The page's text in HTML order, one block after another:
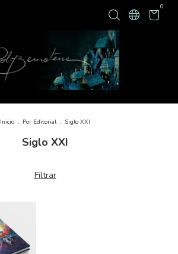
0
Inicio . Por Editorial . Siglo XXI
Siglo XXI
Filtrar